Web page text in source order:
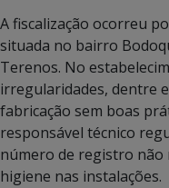
A fiscalização ocorreu
situada no bairro
Terenos. No
irregularidades, dentre
fabricação sem boas
responsável técnico
número de registro não
higiene nas instalações.